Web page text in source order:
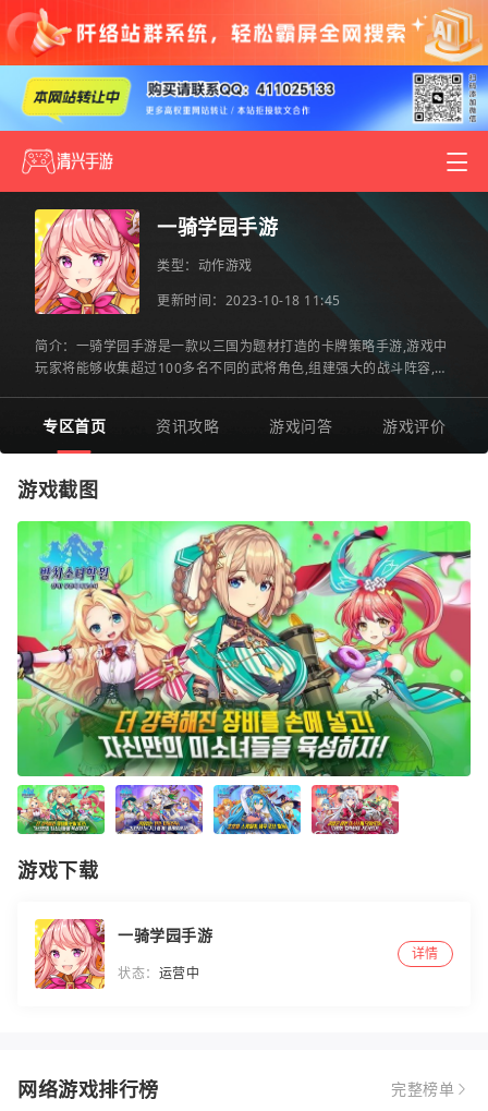
一骑学园手游
类型： 动作游戏
更新时间：2023-10-18 11:45
简介：一骑学园手游是一款以三国为题材打造的卡牌策略手游,游戏中
玩家将能够收集超过100多名不同的武将角色,组建强大的战斗阵容,以
专区首页 资讯攻略 游戏问答 游戏评价
游戏截图
游戏下载
一骑学园手游
状态： 运营中
详情
网络游戏排行榜 完整榜单